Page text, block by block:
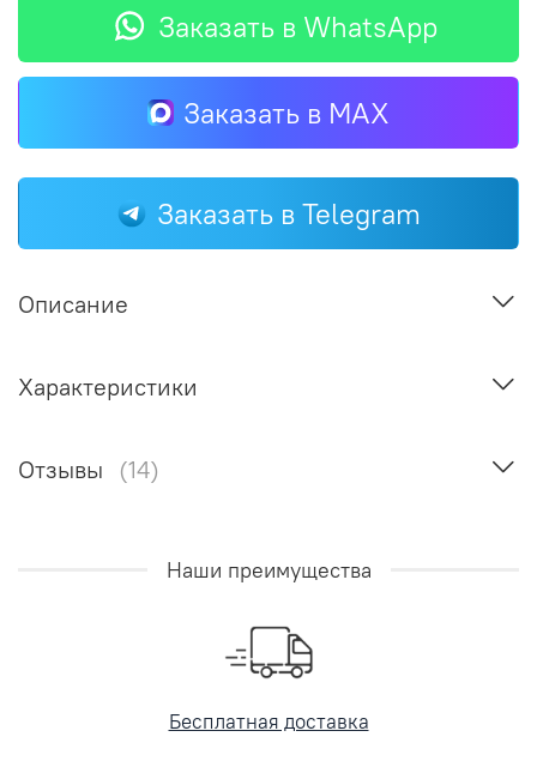
Заказать в WhatsApp
Заказать в MAX
Заказать в Telegram
Описание
Характеристики
Отзывы (14)
Наши преимущества
Бесплатная доставка